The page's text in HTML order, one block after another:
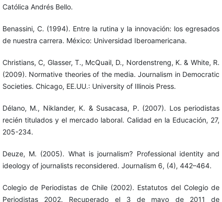
Católica Andrés Bello.
Benassini, C. (1994). Entre la rutina y la innovación: los egresados
de nuestra carrera. México: Universidad Iberoamericana.
Christians, C, Glasser, T., McQuail, D., Nordenstreng, K. & White, R.
(2009). Normative theories of the media. Journalism in Democratic
Societies. Chicago, EE.UU.: University of Illinois Press.
Délano, M., Niklander, K. & Susacasa, P. (2007). Los periodistas
recién titulados y el mercado laboral. Calidad en la Educación, 27,
205-234.
Deuze, M. (2005). What is journalism? Professional identity and
ideology of journalists reconsidered. Journalism 6, (4), 442–464.
Colegio de Periodistas de Chile (2002). Estatutos del Colegio de
Periodistas 2002. Recuperado el 3 de mayo de 2011 de